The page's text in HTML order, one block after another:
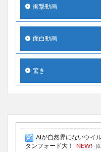
衝撃動画
面白動画
驚き
AIが自然界にないウイ
タンフォード大！
NEW!